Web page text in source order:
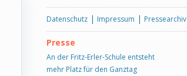
Datenschutz | Impressum | Pressearchiv
Presse
An der Fritz-Erler-Schule entsteht
mehr Platz für den Ganztag